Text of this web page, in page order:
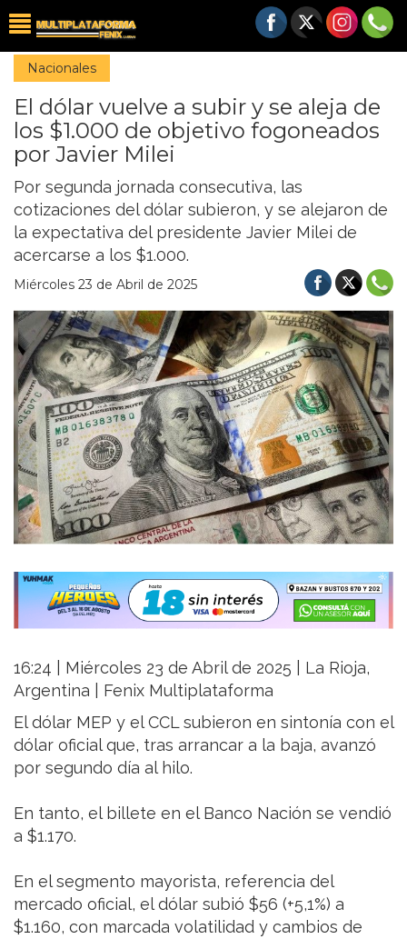
Nacionales
El dólar vuelve a subir y se aleja de
los $1.000 de objetivo fogoneados
por Javier Milei
Por segunda jornada consecutiva, las
cotizaciones del dólar subieron, y se alejaron de
la expectativa del presidente Javier Milei de
acercarse a los $1.000.
Miércoles 23 de Abril de 2025
16:24 | Miércoles 23 de Abril de 2025 | La Rioja,
Argentina | Fenix Multiplataforma
El dólar MEP y el CCL subieron en sintonía con el
dólar oficial que, tras arrancar a la baja, avanzó
por segundo día al hilo.
En tanto, el billete en el Banco Nación se vendió
a $1.170.
En el segmento mayorista, referencia del
mercado oficial, el dólar subió $56 (+5,1%) a
$1.160, con marcada volatilidad y cambios de